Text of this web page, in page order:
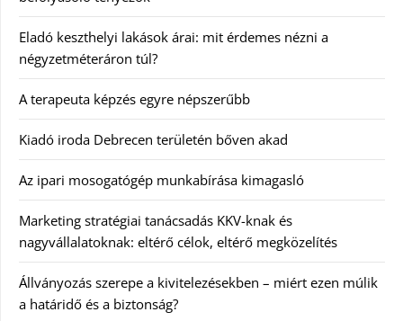
Eladó keszthelyi lakások árai: mit érdemes nézni a
négyzetméteráron túl?
A terapeuta képzés egyre népszerűbb
Kiadó iroda Debrecen területén bőven akad
Az ipari mosogatógép munkabírása kimagasló
Marketing stratégiai tanácsadás KKV-knak és
nagyvállalatoknak: eltérő célok, eltérő megközelítés
Állványozás szerepe a kivitelezésekben – miért ezen múlik
a határidő és a biztonság?